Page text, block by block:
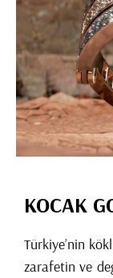
KOCAK
Türkiye’nin
zarafetin ve
Alışveriş
Kampanyalar